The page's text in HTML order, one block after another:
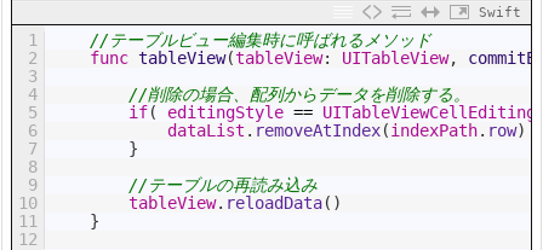
Swift
1
2
3
4
5
6
7
8
9
10
11
12
//テーブルビュー編集時に呼ばれるメソッド
func tableView(tableView: UITableView,
//削除の場合、配列からデータを削除する。
if( editingStyle ==
dataList . removeAtIndex(indexPath. row)
}
//テーブルの再読み込み
tableView. reloadData( )
}